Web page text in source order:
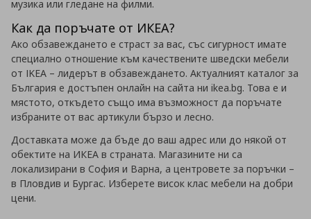
музика или гледане на филми.
Как да поръчате от ИКЕА?
Ако обзавеждането е страст за вас, със сигурност имате
специално отношение към качествените шведски мебели
от IKEA – лидерът в обзавеждането. Актуалният каталог за
България е достъпен онлайн на сайта ни ikea.bg. Това е и
мястото, откъдето също има възможност да поръчате
избраните от вас артикули бързо и лесно.
Доставката може да бъде до ваш адрес или до някой от
обектите на ИКЕА в страната. Магазините ни са
локализирани в София и Варна, а центровете за поръчки –
в Пловдив и Бургас. Изберете висок клас мебели на добри
цени.